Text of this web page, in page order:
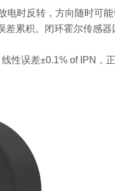
时反转，方向随时可能
累积。闭环霍尔传感
性误差±0.1% of IPN